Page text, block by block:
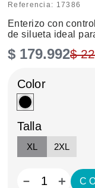
Referencia: 17386
Enterizo con
de silueta ideal
$ 179.992$
Talla
XL 2XL
＋
－
5